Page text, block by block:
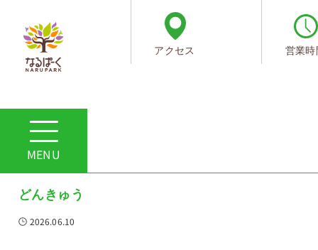
アクセス 営業
夏メニューのご紹介
どんきゅう
2026.06.10